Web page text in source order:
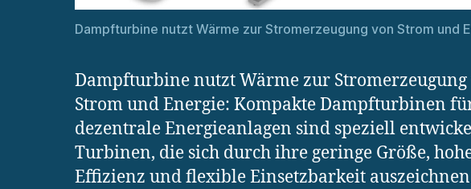
Dampfturbine nutzt Wärme zur Stromerzeugung von Strom und
Dampfturbine nutzt Wärme zur Stromerzeugung
Strom und Energie: Kompakte Dampfturbinen
dezentrale Energieanlagen sind speziell
Turbinen, die sich durch ihre geringe Größe,
Effizienz und flexible Einsetzbarkeit